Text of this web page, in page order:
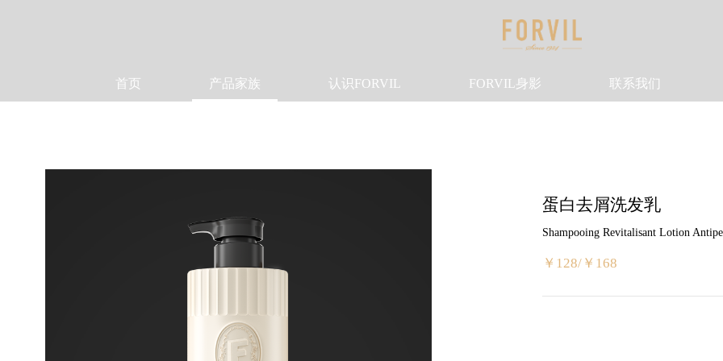
首页 产品家族 认识FORVIL FORVIL身影 联系我们
蛋白去屑洗发乳
Shampooing Revitalisant Lotion
￥128/￥168